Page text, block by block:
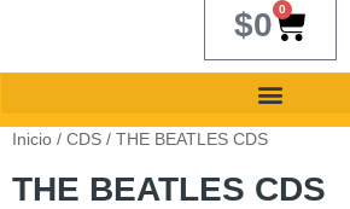
$0 0
Inicio / CDS / THE BEATLES CDS
THE BEATLES CDS